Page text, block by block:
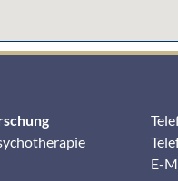
E-